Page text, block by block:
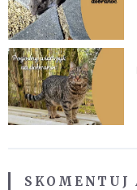
SKOMENTUJ